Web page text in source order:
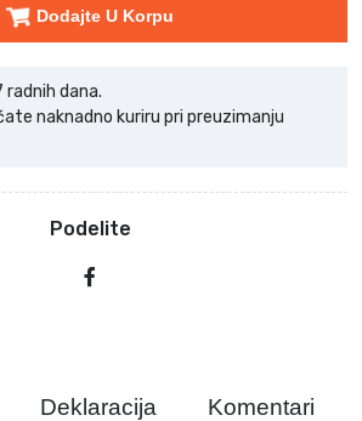
Dodajte U Korpu
radnih dana.
naknadno kuriru pri preuzimanju
Podelite
Deklaracija Komentari